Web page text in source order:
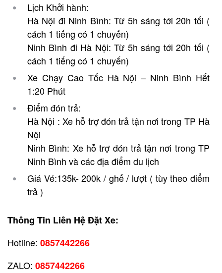
Lịch Khởi hành:
Hà Nội đi Ninh Bình: Từ 5h sáng tới 20h tối (
cách 1 tiếng có 1 chuyến)
Ninh Bình đi Hà Nội: Từ 5h sáng tới 20h tối (
cách 1 tiếng có 1 chuyến)
Xe Chạy Cao Tốc Hà Nội – Ninh Bình Hết
1:20 Phút
Điểm đón trả:
Hà Nội : Xe hỗ trợ đón trả tận nơi trong TP Hà
Nội
Ninh Bình: Xe hỗ trợ đón trả tận nơi trong TP
Ninh Bình và các địa điểm du lịch
Giá Vé:135k- 200k / ghế / lượt ( tùy theo điểm
trả )
Thông Tin Liên Hệ Đặt Xe:
Hotline: 0857442266
ZALO: 0857442266